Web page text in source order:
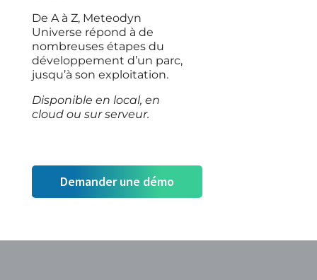
De A à Z, Meteodyn
Universe répond à de
nombreuses étapes du
développement d’un parc,
jusqu’à son exploitation.
Disponible en local, en
cloud ou sur serveur.
Demander une démo